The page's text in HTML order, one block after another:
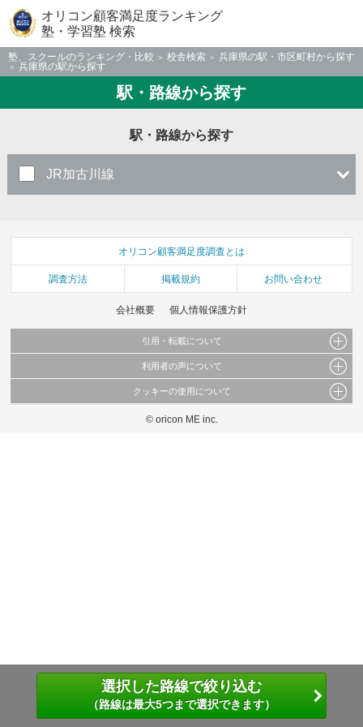
オリコン顧客満足度ランキング
塾・学習塾 検索
塾、スクールのランキング・比較 校舎検索
兵庫県の駅・市区町村から探す
兵庫県の駅から探す
駅・路線から探す
駅・路線から探す
JR加古川線
選択した路線で絞り込む
（路線は最大5つまで選択できます）
オリコン顧客満足度調査とは
調査方法 掲載規約 お問い合わせ
会社概要 個人情報保護方針
引用・転載について
当サイトで公開されている情報（文字、写真、イラスト、画像データ等）及びこれらの配
これらの情報を権利者の許可なく無断転載・複製などの二次利用を行うことは固く禁じて
利用者の声について
当サイトに掲載している内容はすべてサービスの利用者が提出された見解・感想です。
弊社の見解・ 意見ではないことをご理解いただいた上でご覧ください。
クッキーの使用について
このサイトでは Cookie を使用して、ユーザーに合わせたコンテンツや広告の表示、ソー
© oricon ME inc.